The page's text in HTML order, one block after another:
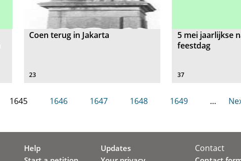
Coen terug in Jakarta
23
5 mei jaarlijkse
feestdag
37
1645 1646 1647 1648 1649 …
Help
Updates
Contact